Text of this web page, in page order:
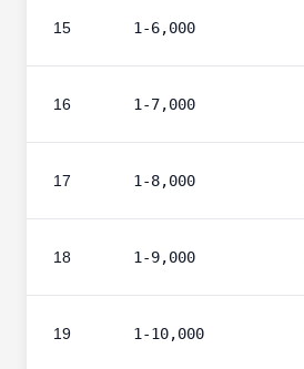
15 1-6,000
16 1-7,000
17 1-8,000
18 1-9,000
19 1-10,000